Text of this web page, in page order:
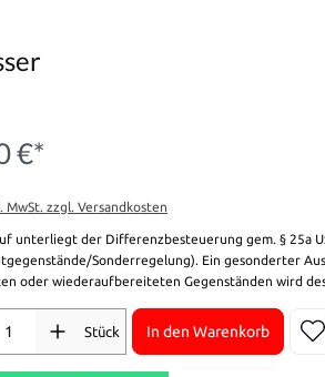
€*
MwSt. zzgl. Versandkosten
unterliegt der Differenzbesteuerung gem. § 25a
Sonderregelung). Ein gesonderter
oder wiederaufbereiteten Gegenständen wird
Stück
In den Warenkorb